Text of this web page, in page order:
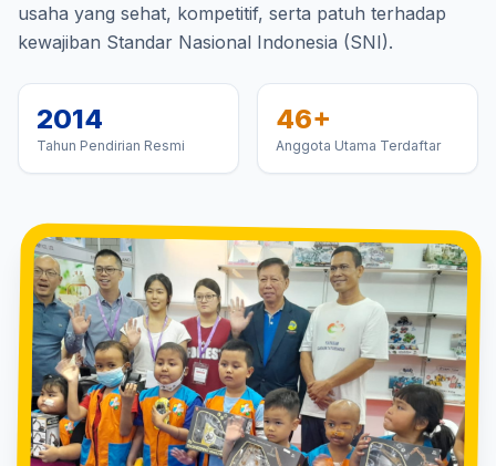
usaha yang sehat, kompetitif, serta patuh terhadap
kewajiban Standar Nasional Indonesia (SNI).
2014
Tahun Pendirian Resmi
46+
Anggota Utama Terdaftar